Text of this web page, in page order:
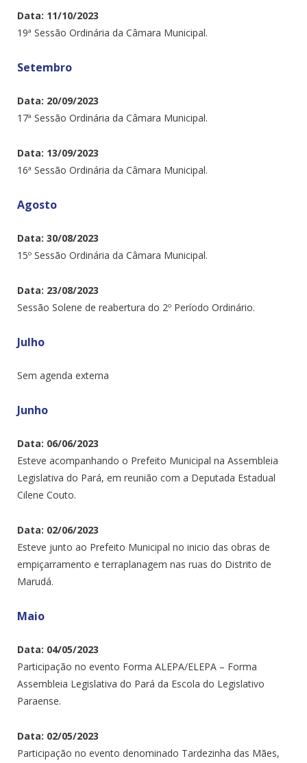
Data: 11/10/2023
19ª Sessão Ordinária da Câmara Municipal.
Setembro
Data: 20/09/2023
17ª Sessão Ordinária da Câmara Municipal.
Data: 13/09/2023
16ª Sessão Ordinária da Câmara Municipal.
Agosto
Data: 30/08/2023
15º Sessão Ordinária da Câmara Municipal.
Data: 23/08/2023
Sessão Solene de reabertura do 2º Período Ordinário.
Julho
Sem agenda externa
Junho
Data: 06/06/2023
Esteve acompanhando o Prefeito Municipal na Assembleia
Legislativa do Pará, em reunião com a Deputada Estadual
Cilene Couto.
Data: 02/06/2023
Esteve junto ao Prefeito Municipal no inicio das obras de
empiçarramento e terraplanagem nas ruas do Distrito de
Marudá.
Maio
Data: 04/05/2023
Participação no evento Forma ALEPA/ELEPA – Forma
Assembleia Legislativa do Pará da Escola do Legislativo
Paraense.
Data: 02/05/2023
Participação no evento denominado Tardezinha das Mães,